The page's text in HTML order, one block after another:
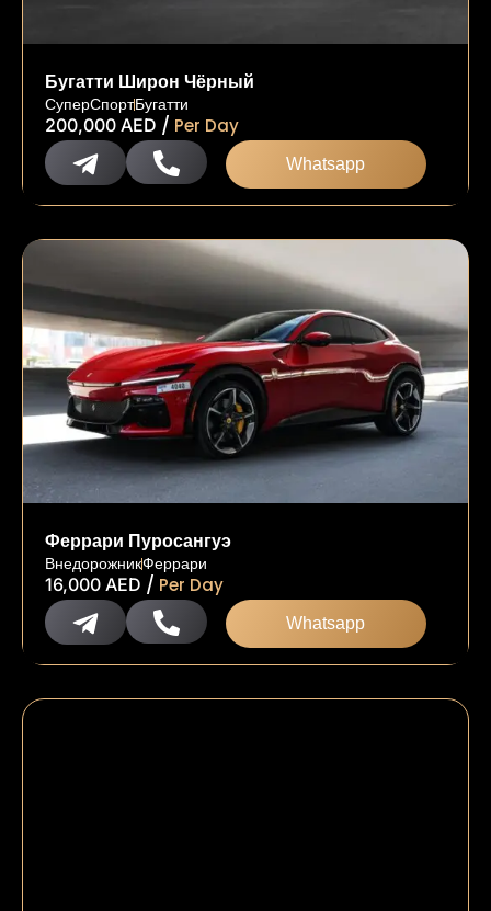
Бугатти Широн Чёрный
СуперСпортБугатти
200,000 AED / Per Day
Whatsapp
Феррари Пуросангуэ
ВнедорожникФеррари
16,000 AED / Per Day
Whatsapp